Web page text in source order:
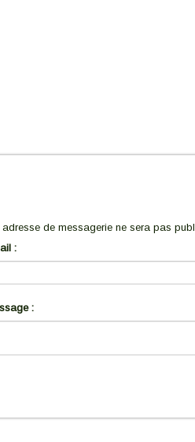
adresse de messagerie ne sera pas
:
: